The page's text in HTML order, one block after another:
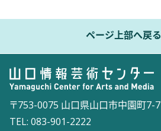
ページ上部へ戻る
〒753-0075 山口県山口市中園町7-7
TEL: 083-901-2222